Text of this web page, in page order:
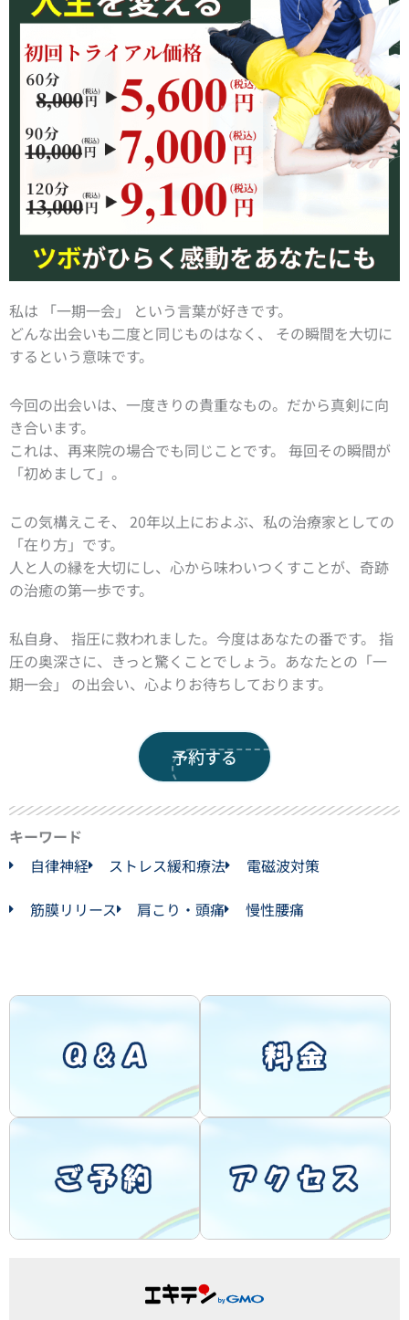
私は 「一期一会」 という言葉が好きです。
どんな出会いも二度と同じものはなく、 その瞬間を大切に
するという意味です。
今回の出会いは、一度きりの貴重なもの。だから真剣に向
き合います。
これは、再来院の場合でも同じことです。 毎回その瞬間が
「初めまして」。
この気構えこそ、 20年以上におよぶ、私の治療家としての
「在り方」です。
人と人の縁を大切にし、心から味わいつくすことが、奇跡
の治癒の第一歩です。
私自身、 指圧に救われました。今度はあなたの番です。 指
圧の奥深さに、きっと驚くことでしょう。あなたとの「一
期一会」 の出会い、心よりお待ちしております。
予約する
キーワード
自律神経
ストレス緩和療法
電磁波対策
筋膜リリース
肩こり・頭痛 慢性腰痛